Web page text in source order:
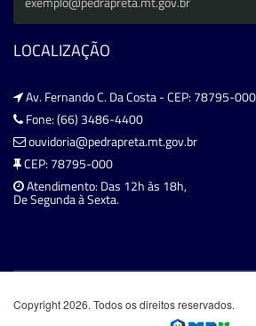
LOCALIZAÇÃO
Av. Fernando C. Da Costa - CEP: 78795-
Fone: (66) 3486-4400
ouvidoria@pedrapreta.mt.gov.br
CEP: 78795-000
Atendimento: Das 12h às 18h,
De Segunda à Sexta.
Copyright 2026. Todos os direitos reservados.